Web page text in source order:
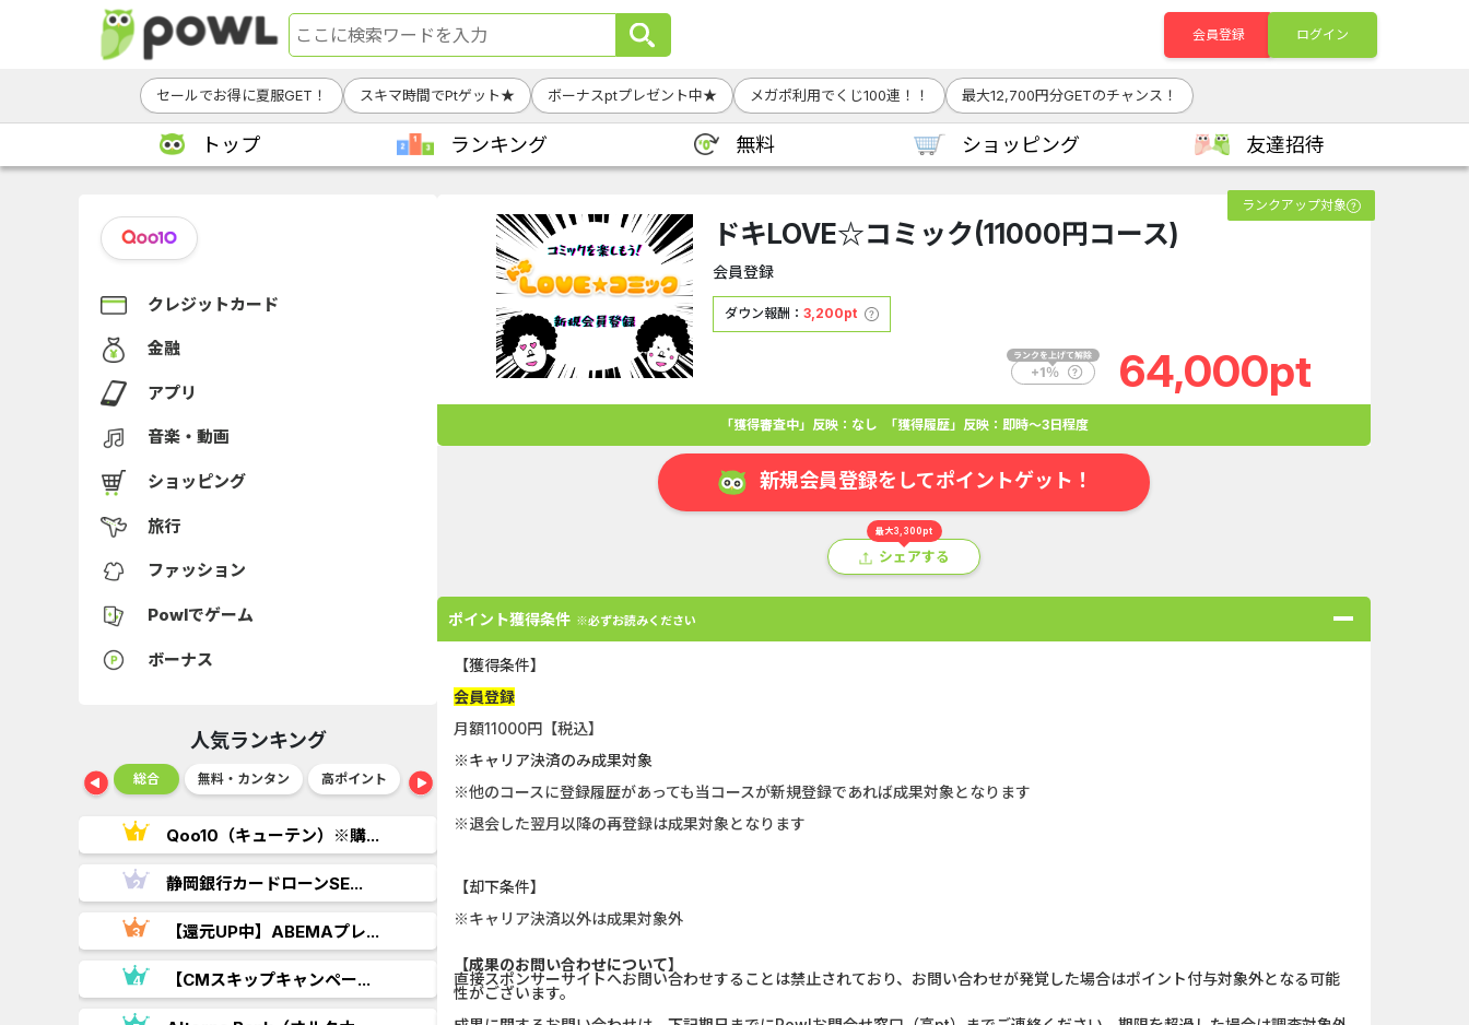
会員登録 ログイン
セールでお得に夏服GET！ スキマ時間でPtゲット★ ボーナスptプレゼント中★ メガポ利用でくじ100連！！ 最大12,700円分GETのチャンス！
トップ ランキング 無料 ショッピング 友達招待
クレジットカード
金融
アプリ
音楽・動画
ショッピング
旅行
ファッション
Powlでゲーム
ボーナス
人気ランキング
ショッピング 総合 無料・カンタン 高ポイント ゲーム
Qoo10（キューテン）※購...
静岡銀行カードローンSE...
【還元UP中】ABEMAプレ...
【CMスキップキャンペー...
Double Number Merging...
U-NEXT_無料お試し登録
GFS無料特別講座
DOOR賃貸 Alterna Bank（オルタナ... iOS_スーパーラッキーカ...
ランクアップ対象
ドキLOVE☆コミック(11000円コース)
会員登録
ダウン報酬： 3,200pt
64,000pt
「獲得審査中」反映：なし 「獲得履歴」反映：即時～3日程度
新規会員登録をしてポイントゲット！
最大3,300pt
シェアする
ポイント獲得条件 ※必ずお読みください
【獲得条件】
会員登録
月額11000円【税込】
※キャリア決済のみ成果対象
※他のコースに登録履歴があっても当コースが新規登録であれば成果対象となります
※退会した翌月以降の再登録は成果対象となります
【却下条件】
※キャリア決済以外は成果対象外
【成果のお問い合わせについて】
直接スポンサーサイトへお問い合わせすることは禁止されており、お問い合わせが発覚した場合はポイント付与対象外となる可能
性がございます。